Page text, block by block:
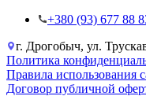
+38‎0 (93) 677 88
г. Дрогобыч, ул.
Политика
Правила использования
Договор публичной